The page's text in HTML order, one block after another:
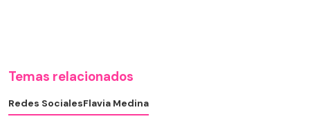
Temas relacionados
Redes SocialesFlavia Medina